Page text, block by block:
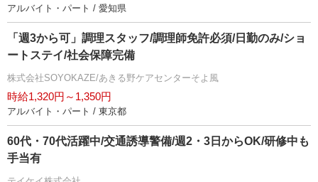
アルバイト・パート / 愛知県
「週3から可」調理スタッフ/調理師免許必須/日勤のみ/ショ
ートステイ/社会保障完備
株式会社SOYOKAZE/あきる野ケアセンターそよ風
時給1,320円～1,350円
アルバイト・パート / 東京都
60代・70代活躍中/交通誘導警備/週2・3日からOK/研修中も
手当有